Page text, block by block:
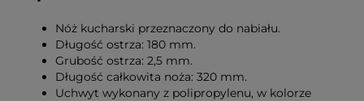
Nóż kucharski przeznaczony do nabiału.
Długość ostrza: 180 mm.
Grubość ostrza: 2,5 mm.
Długość całkowita noża: 320 mm.
Uchwyt wykonany z polipropylenu, w kolorze